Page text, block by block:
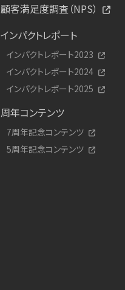
顧客満足度調査（NPS）
インパクトレポート
インパクトレポート2023
インパクトレポート2024
インパクトレポート2025
周年コンテンツ
7周年記念コンテンツ
5周年記念コンテンツ